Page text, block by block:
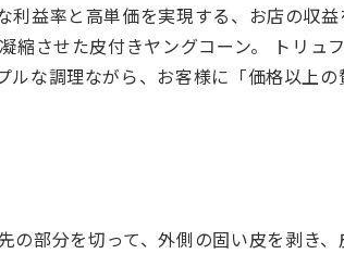
利益率と高単価を実現する、お店の収
縮させた皮付きヤングコーン。 トリュ
な調理ながら、お客様に「価格以上の
の部分を切って、外側の固い皮を剥き、